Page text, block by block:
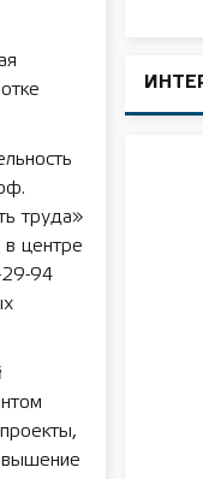
труда»
в центре
29-94